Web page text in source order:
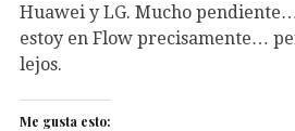
Huawei y LG. Mucho
estoy en Flow precisamente…
lejos.
Me gusta esto: